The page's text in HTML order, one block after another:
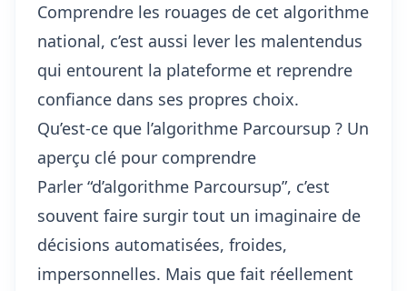
Comprendre les rouages de cet algorithme
national, c’est aussi lever les malentendus
qui entourent la plateforme et reprendre
confiance dans ses propres choix.
Qu’est-ce que l’algorithme Parcoursup ? Un
aperçu clé pour comprendre
Parler “d’algorithme Parcoursup”, c’est
souvent faire surgir tout un imaginaire de
décisions automatisées, froides,
impersonnelles. Mais que fait réellement